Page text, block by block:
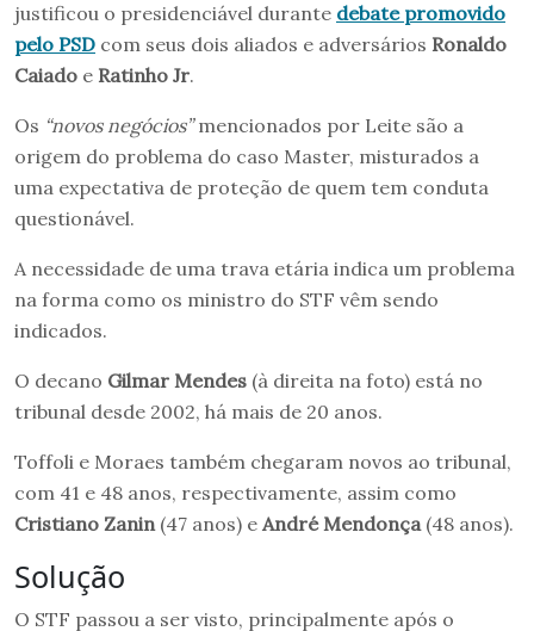
justificou o presidenciável durante debate promovido
pelo PSD com seus dois aliados e adversários Ronaldo
Caiado e Ratinho Jr.
Os “novos negócios”mencionados por Leite são a
origem do problema do caso Master, misturados a
uma expectativa de proteção de quem tem conduta
questionável.
A necessidade de uma trava etária indica um problema
na forma como os ministro do STF vêm sendo
indicados.
O decano Gilmar Mendes (à direita na foto) está no
tribunal desde 2002, há mais de 20 anos.
Toffoli e Moraes também chegaram novos ao tribunal,
com 41 e 48 anos, respectivamente, assim como
Cristiano Zanin (47 anos) e André Mendonça (48 anos).
Solução
O STF passou a ser visto, principalmente após o